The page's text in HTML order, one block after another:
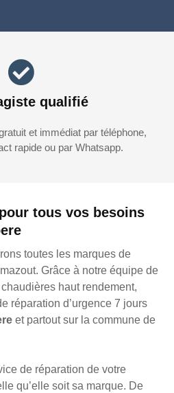
tous vos besoins
toutes les marques de
Grâce à notre équipe de
haut rendement,
réparation d’urgence 7 jours
et partout sur la commune de
de réparation de votre
qu’elle soit sa marque. De
qualifié
et immédiat par téléphone,
rapide ou par Whatsapp.